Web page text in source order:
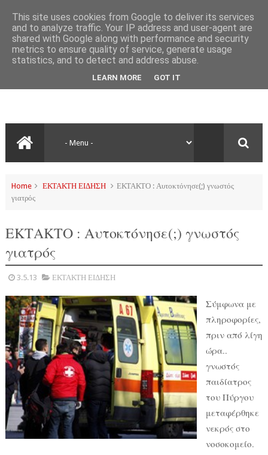
Home ΕΚΤΑΚΤΗ ΕΙΔΗΣΗ
ΕΚΤΑΚΤΟ : Αυτοκτόνησε(;) γνωστός
γιατρός
ΕΚΤΑΚΤΟ : Αυτοκτόνησε(;) γνωστός
γιατρός
3.5.13 ΕΚΤΑΚΤΗ ΕΙΔΗΣΗ
Σύμφωνα με
πληροφορίες,
πριν από λίγη
ώρα..
γνωστός
παιδίατρος
του Πύργου
μεταφέρθηκε
νεκρός στο
νοσοκομείο.
This site uses cookies from Google to deliver its services
and to analyze traffic. Your IP address and user-agent are
shared with Google along with performance and security
metrics to ensure quality of service, generate usage
statistics, and to detect and address abuse.
LEARN MORE GOT IT